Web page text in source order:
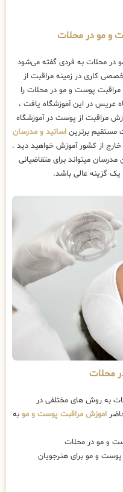
و مو در محلات
در محلات به فردی گفته می‌شود
و تجربه تخصصی کاری در زمینه مراقبت از
پوست و مو در محلات را
عریس در این آموزشگاه یافت ،
مراقبت از پوست در آموزشگاه
برترین اساتید و مدرسان
از کشور آموزش خواهید دید .
میتواند برای متقاضیانی
یک گزینه عالی باشد.
محلات
به روش های مختلفی در
اموزش مراقبت پوست و مو به
و مو برای هنرجویان